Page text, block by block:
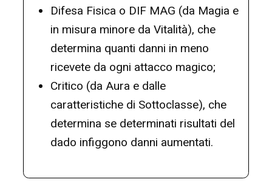
Difesa Fisica o DIF MAG (da Magia e
in misura minore da Vitalità), che
determina quanti danni in meno
ricevete da ogni attacco magico;
Critico (da Aura e dalle
caratteristiche di Sottoclasse), che
determina se determinati risultati del
dado infiggono danni aumentati.